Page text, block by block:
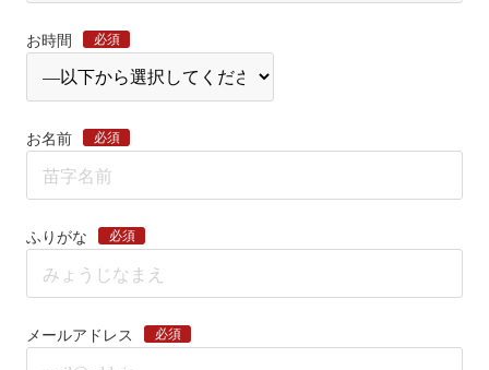
お時間 必須
お名前 必須
ふりがな 必須
メールアドレス 必須